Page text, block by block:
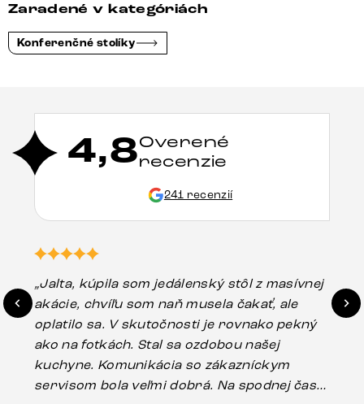
Zaradené v kategóriách
Konferenčné stolíky
4,8Overené
recenzie
241 recenzií
„Jalta, kúpila som jedálenský stôl z masívnej
akácie, chvíľu som naň musela čakať, ale
oplatilo sa. V skutočnosti je rovnako pekný
ako na fotkách. Stal sa ozdobou našej
kuchyne. Komunikácia so zákazníckym
servisom bola veľmi dobrá. Na spodnej časti